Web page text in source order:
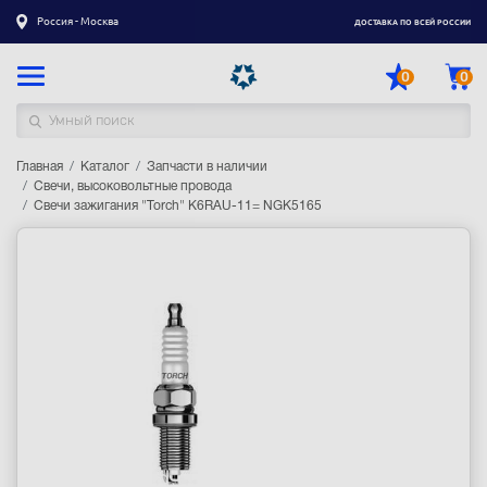
Россия - Москва ДОСТАВКА ПО ВСЕЙ РОССИИ
0 0
Каталог товаров
Оптовым и корпоративным клиентам
Главная Каталог
Запчасти в наличии
Свечи, высоковольтные провода
Свечи зажигания "Torch" K6RAU-11= NGK5165